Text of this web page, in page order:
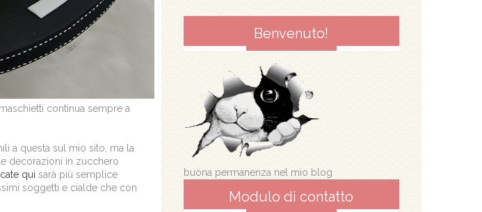
continua sempre a
a questa sul mio sito, ma la
decorazioni in zucchero
qui sarà più semplice
soggetti e cialde che con
Benvenuto!
buona permanenza nel mio blog
Modulo di contatto